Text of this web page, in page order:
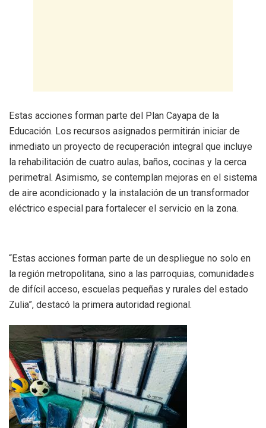
Estas acciones forman parte del Plan Cayapa de la
Educación. Los recursos asignados permitirán iniciar de
inmediato un proyecto de recuperación integral que incluye
la rehabilitación de cuatro aulas, baños, cocinas y la cerca
perimetral. Asimismo, se contemplan mejoras en el sistema
de aire acondicionado y la instalación de un transformador
eléctrico especial para fortalecer el servicio en la zona.
“Estas acciones forman parte de un despliegue no solo en
la región metropolitana, sino a las parroquias, comunidades
de difícil acceso, escuelas pequeñas y rurales del estado
Zulia”, destacó la primera autoridad regional.